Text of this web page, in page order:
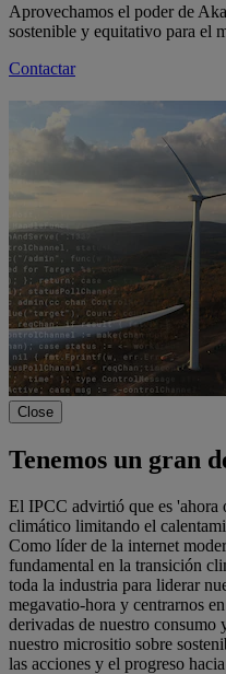
Aprovechamos el poder de
sostenible y equitativo para el
Contactar
Close
Tenemos un gran
El IPCC advirtió que es 'ahora
climático limitando el
Como líder de la internet
fundamental en la transición
toda la industria para liderar
megavatio-hora y centrarnos
derivadas de nuestro consumo
nuestro micrositio sobre
las acciones y el progreso